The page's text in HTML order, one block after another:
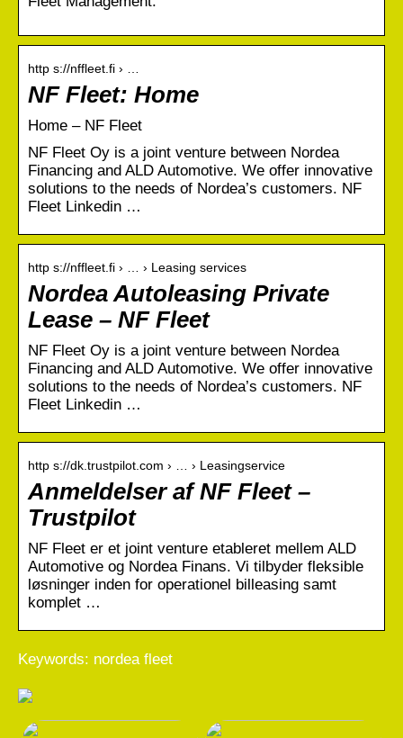
http s://nffleet.fi › …
NF Fleet: Home
Home – NF Fleet
NF Fleet Oy is a joint venture between Nordea
Financing and ALD Automotive. We offer innovative
solutions to the needs of Nordea’s customers. NF
Fleet Linkedin …
http s://nffleet.fi › … › Leasing services
Nordea Autoleasing Private
Lease – NF Fleet
NF Fleet Oy is a joint venture between Nordea
Financing and ALD Automotive. We offer innovative
solutions to the needs of Nordea’s customers. NF
Fleet Linkedin …
http s://dk.trustpilot.com › … › Leasingservice
Anmeldelser af NF Fleet –
Trustpilot
NF Fleet er et joint venture etableret mellem ALD
Automotive og Nordea Finans. Vi tilbyder fleksible
løsninger inden for operationel billeasing samt
komplet …
Keywords: nordea fleet